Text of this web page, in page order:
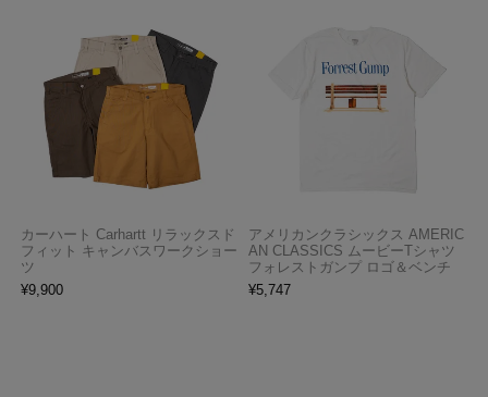
カーハート Carhartt リラックスド
フィット キャンバスワークショー
ツ
¥9,900
アメリカンクラシックス AMERIC
AN CLASSICS ムービーTシャツ
フォレストガンプ ロゴ＆ベンチ
¥5,747